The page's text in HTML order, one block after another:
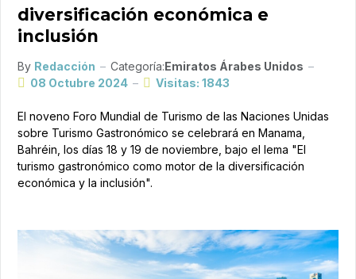
diversificación económica e
inclusión
By Redacción Categoría:Emiratos Árabes Unidos
08 Octubre 2024
Visitas: 1843
El noveno Foro Mundial de Turismo de las Naciones Unidas
sobre Turismo Gastronómico se celebrará en Manama,
Bahréin, los días 18 y 19 de noviembre, bajo el lema "El
turismo gastronómico como motor de la diversificación
económica y la inclusión".